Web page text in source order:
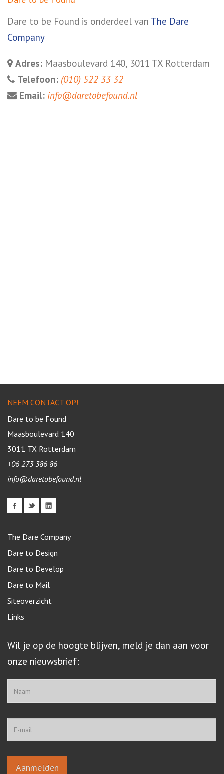
Dare to be Found is onderdeel van The Dare
Company
Adres: Maasboulevard 140, 3011 TX Rotterdam
Telefoon: (010) 522 33 32
Email: info@daretobefound.nl
NEEM CONTACT OP!
Dare to be Found
Maasboulevard 140
3011 TX Rotterdam
+06 273 386 86
info@daretobefound.nl
The Dare Company
Dare to Design
Dare to Develop
Dare to Mail
Siteoverzicht
Links
Wil je op de hoogte blijven, meld je dan aan voor
onze nieuwsbrief: